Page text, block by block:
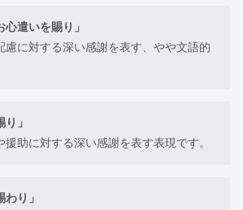
心遣いを賜り」
慮に対する深い感謝を表す、やや文語的
」
助に対する深い感謝を表す表現です。
わり」